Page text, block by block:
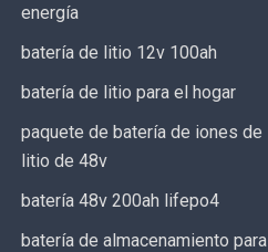
energía
batería de litio 12v 100ah
batería de litio para el hogar
paquete de batería de iones de
litio de 48v
batería 48v 200ah lifepo4
batería de almacenamiento para